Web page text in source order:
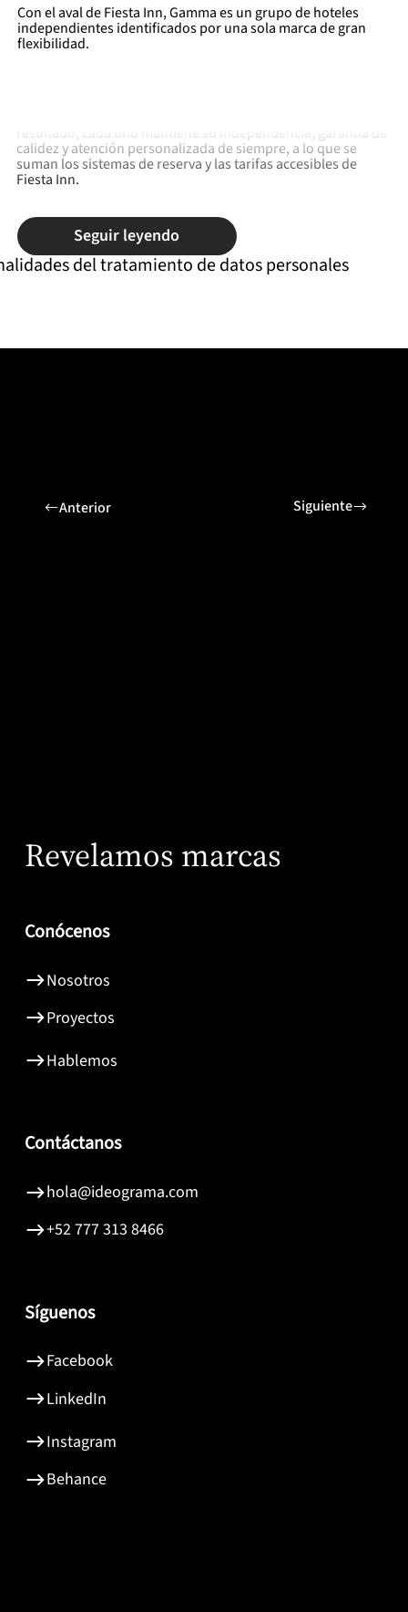
Con el aval de Fiesta Inn, Gamma es un grupo de hoteles
independientes identificados por una sola marca de gran
flexibilidad.
resultado, cada uno mantiene su independencia, garantía de
calidez y atención personalizada de siempre, a lo que se
suman los sistemas de reserva y las tarifas accesibles de
Fiesta Inn.
Seguir leyendo
del tratamiento de datos personales
Anterior Siguiente
Síguenos
LinkedIn
Facebook
Instagram
Behance
Contáctanos
+52 777 313 8466
hola@ideograma.com
Conócenos
Nosotros
Proyectos
Hablemos
Revelamos marcas